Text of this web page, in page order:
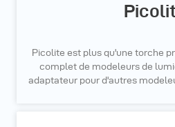
Picolite est plus qu'une torche
complet de modeleurs de
adaptateur pour d'autres